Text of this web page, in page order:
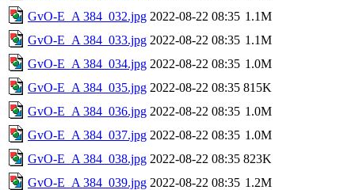
GvO-E_A 384_032.jpg 2022-08-22 08:35 1.1M
GvO-E_A 384_033.jpg 2022-08-22 08:35 1.1M
GvO-E_A 384_034.jpg 2022-08-22 08:35 1.0M
GvO-E_A 384_035.jpg 2022-08-22 08:35 815K
GvO-E_A 384_036.jpg 2022-08-22 08:35 1.0M
GvO-E_A 384_037.jpg 2022-08-22 08:35 1.0M
GvO-E_A 384_038.jpg 2022-08-22 08:35 823K
GvO-E_A 384_039.jpg 2022-08-22 08:35 1.2M